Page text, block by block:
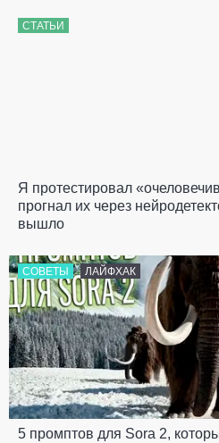
СТАТЬИ
Я протестировал
прогнал их через
вышло
СОВЕТЫ ЛАЙФХАК
5 промптов для Sora 2,